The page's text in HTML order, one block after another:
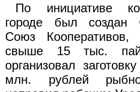
По инициативе
городе был создан
Союз Кооперативов,
свыше 15 тыс.
организовал
млн. рублей